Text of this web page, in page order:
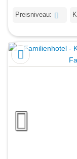
Preisniveau: